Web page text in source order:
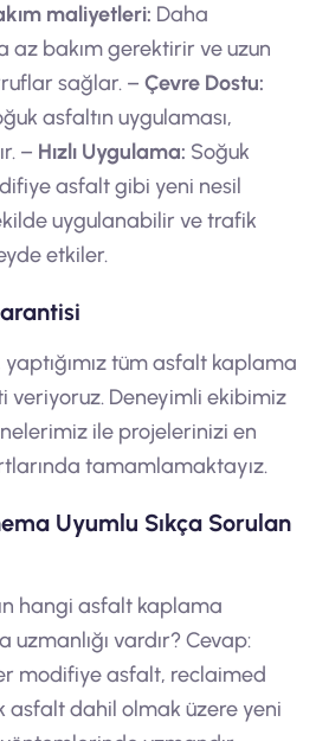
maliyetleri: Daha
az bakım gerektirir ve uzun
sağlar. – Çevre Dostu:
asfaltın uygulaması,
– Hızlı Uygulama: Soğuk
asfalt gibi yeni nesil
uygulanabilir ve trafik
etkiler.
tüm asfalt kaplama
veriyoruz. Deneyimli ekibimiz
ile projelerinizi en
tamamlamaktayız.
Uyumlu Sıkça Sorulan
hangi asfalt kaplama
vardır? Cevap:
modifiye asfalt, reclaimed
asfalt dahil olmak üzere yeni